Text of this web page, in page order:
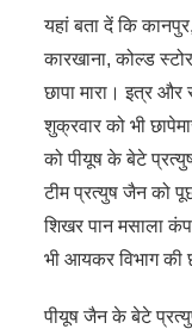
यहां बता दें कि
कारखाना, कोल्ड
छापा मारा। इत्र
शुक्रवार को भी
को पीयूष के बेटे
टीम प्रत्युष जैन को
शिखर पान मसाला
भी आयकर विभाग की
पीयूष जैन के बेटे